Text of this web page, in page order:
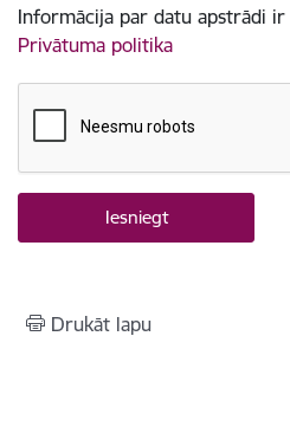
Informācija par datu apstrādi ir
Privātuma politika
Drukāt lapu